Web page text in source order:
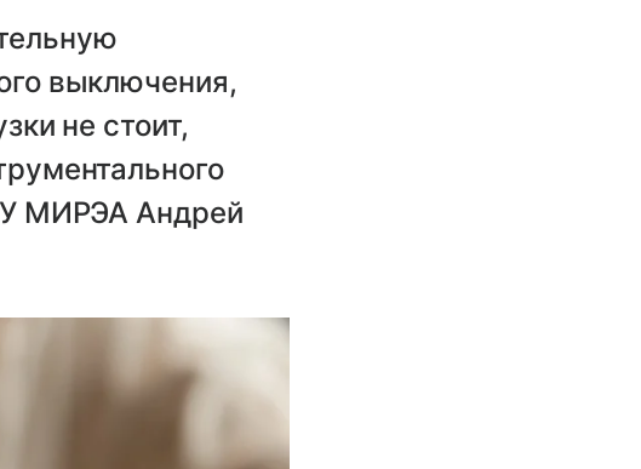
выключения,
не стоит,
МИРЭА Андрей